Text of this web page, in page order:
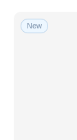
New